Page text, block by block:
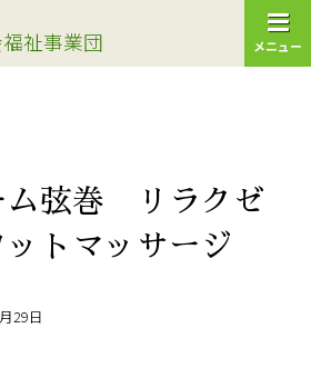
祉事業団
ム弦巻 リラクゼ
トマッサージ
29日
メニュー